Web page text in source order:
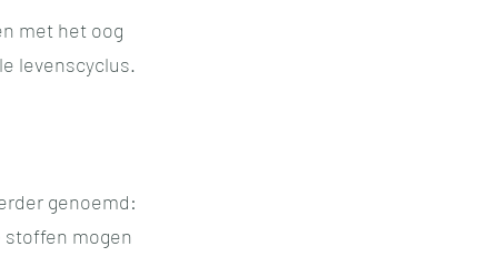
met het oog
levenscyclus.
genoemd:
stoffen mogen